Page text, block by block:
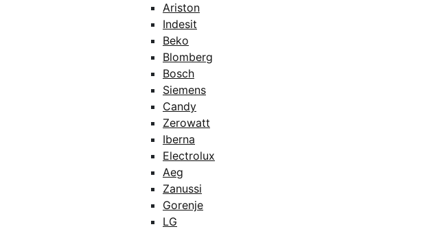
Ariston
Indesit
Beko
Blomberg
Bosch
Siemens
Candy
Zerowatt
Iberna
Electrolux
Aeg
Zanussi
Gorenje
LG